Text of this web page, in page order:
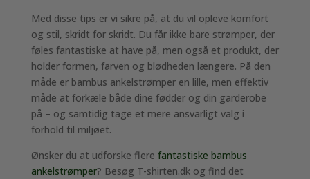
Med disse tips er vi sikre på, at du vil opleve komfort
og stil, skridt for skridt. Du får ikke bare strømper, der
føles fantastiske at have på, men også et produkt, der
holder formen, farven og blødheden længere. På den
måde er bambus ankelstrømper en lille, men effektiv
måde at forkæle både dine fødder og din garderobe
på – og samtidig tage et mere ansvarligt valg i
forhold til miljøet.
Ønsker du at udforske flere fantastiske bambus
ankelstrømper? Besøg T-shirten.dk og find det